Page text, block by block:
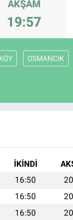
AKŞAM
19:57
OSMANCIK
İKINDI
16:50
16:50
16:50